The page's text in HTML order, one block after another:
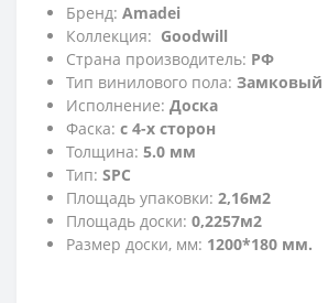
Бренд: Amadei
Коллекция: Goodwill
Страна производитель: РФ
Тип винилового пола: Замковый
Исполнение: Доска
Фаска: с 4-х сторон
Толщина: 5.0 мм
Тип: SPC
Площадь упаковки: 2,16м2
Площадь доски: 0,2257м2
Размер доски, мм: 1200*180 мм.